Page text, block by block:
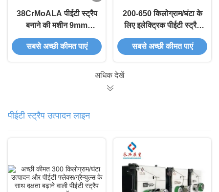
38CrMoALA पीईटी स्ट्रैप
बनाने की मशीन 9mm
स्ट्रैपिंग बैंड बनाने की मशीन
सबसे अच्छी कीमत पाएं
200-650 किलोग्राम/घंटा के
लिए इलेक्ट्रिक पीईटी स्ट्रैप
बनाने की मशीन तैयार उत्पाद
टिकाऊ डिजाइन
सबसे अच्छी कीमत पाएं
अधिक देखें
पीईटी स्ट्रैप उत्पादन लाइन